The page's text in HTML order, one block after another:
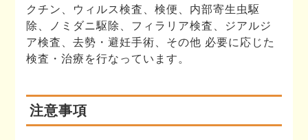
クチン、ウィルス検査、検便、内部寄生虫駆
除、ノミダニ駆除、フィラリア検査、ジアルジ
ア検査、去勢・避妊手術、その他 必要に応じた
検査・治療を行なっています。
注意事項